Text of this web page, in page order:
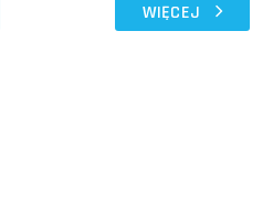
WIĘCEJ